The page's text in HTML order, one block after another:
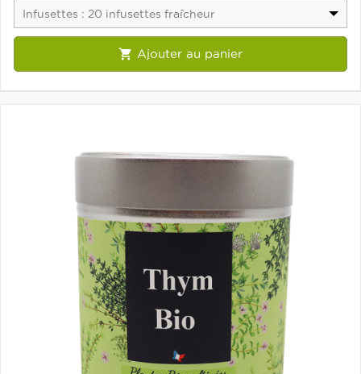
Infusettes : 20 infusettes fraîcheur
 Ajouter au panier